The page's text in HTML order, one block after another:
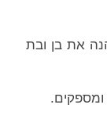
את בן ובת
ומספקים.